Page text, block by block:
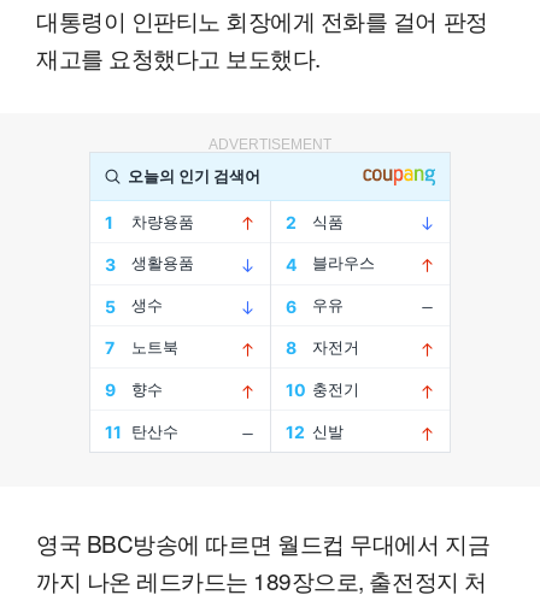
대통령이 인판티노 회장에게 전화를 걸어 판정
재고를 요청했다고 보도했다.
ADVERTISEMENT
영국 BBC방송에 따르면 월드컵 무대에서 지금
까지 나온 레드카드는 189장으로, 출전정지 처